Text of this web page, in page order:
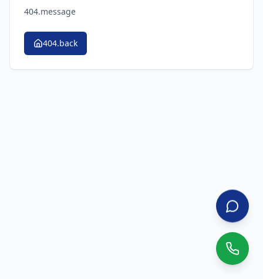
404.message
404.back